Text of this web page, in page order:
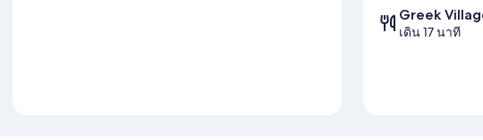
Greek
เดิน 17 นาที